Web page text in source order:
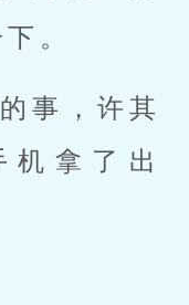
。
事，许其
机拿了出